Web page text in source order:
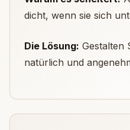
dicht, wenn sie sich
Die Lösung: Gestalten
natürlich und